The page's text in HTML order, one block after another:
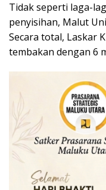
Tidak seperti laga-
penyisihan, Malut
Secara total, Laskar
tembakan dengan 6